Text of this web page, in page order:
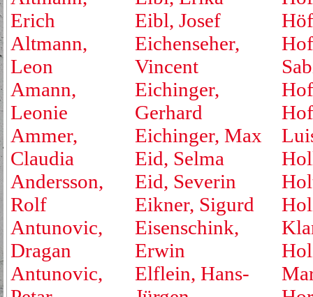
Erich
Altmann,
Leon
Amann,
Leonie
Ammer,
Claudia
Andersson,
Rolf
Antunovic,
Dragan
Antunovic,
Eibl, Josef
Eichenseher,
Vincent
Eichinger,
Gerhard
Eichinger, Max
Eid, Selma
Eid, Severin
Eikner, Sigurd
Eisenschink,
Erwin
Elflein, Hans-